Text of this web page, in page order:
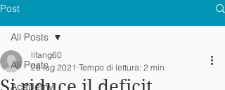
Post
All Posts
Academy
All Posts
lifang60
26 lug 2021 Tempo di lettura: 2 min